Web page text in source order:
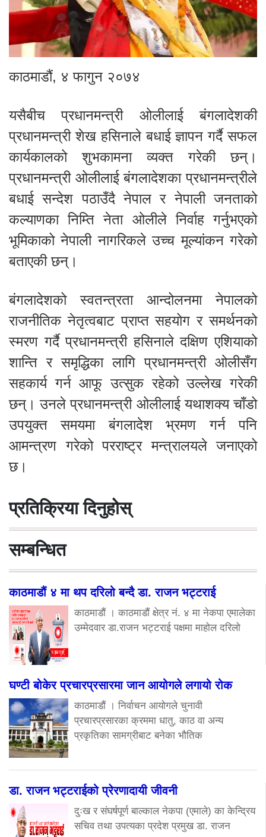
काठमाडौं, ४ फागुन २०७४
यसैबीच प्रधानमन्त्री ओलीलाई बंगलादेशकी
प्रधानमन्त्री शेख हसिनाले बधाई ज्ञापन गर्दै सफल
कार्यकालको शुभकामना व्यक्त गरेकी छन्।
प्रधानमन्त्री ओलीलाई बंगलादेशका प्रधानमन्त्रीले
बधाई सन्देश पठाउँदै नेपाल र नेपाली जनताको
कल्याणका निम्ति नेता ओलीले निर्वाह गर्नुभएको
भूमिकाको नेपाली नागरिकले उच्च मूल्यांकन गरेको
बताएकी छन्।
बंगलादेशको स्वतन्त्रता आन्दोलनमा नेपालको
राजनीतिक नेतृत्वबाट प्राप्त सहयोग र समर्थनको
स्मरण गर्दै प्रधानमन्त्री हसिनाले दक्षिण एशियाको
शान्ति र समृद्धिका लागि प्रधानमन्त्री ओलीसँग
सहकार्य गर्न आफू उत्सुक रहेको उल्लेख गरेकी
छन्। उनले प्रधानमन्त्री ओलीलाई यथाशक्य चाँडो
उपयुक्त समयमा बंगलादेश भ्रमण गर्न पनि
आमन्त्रण गरेको परराष्ट्र मन्त्रालयले जनाएको
छ।
प्रतिक्रिया दिनुहोस्
सम्बन्धित
काठमाडौं ४ मा थप दरिलो बन्दै डा. राजन भट्टराई
काठमाडौं । काठमाडौं क्षेत्र नं. ४ मा नेकपा एमालेका
उम्मेदवार डा.राजन भट्टराई पक्षमा माहोल दरिलो
घण्टी बोकेर प्रचारप्रसारमा जान आयोगले लगायो रोक
काठमाडौं । निर्वाचन आयोगले चुनावी
प्रचारप्रसारका क्रममा धातु, काठ वा अन्य
प्रकृतिका सामग्रीबाट बनेका भौतिक
डा. राजन भट्टराईको प्रेरणादायी जीवनी
दुःख र संघर्षपूर्ण बाल्काल नेकपा (एमाले) का केन्द्रिय
सचिव तथा उपत्यका प्रदेश प्रमुख डा. राजन